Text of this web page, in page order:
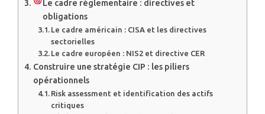
Le cadre réglementaire : directives et
obligations
Le cadre américain : CISA et les directives
sectorielles
Le cadre européen : NIS2 et directive CER
Construire une stratégie CIP : les piliers
opérationnels
Risk assessment et identification des actifs
critiques